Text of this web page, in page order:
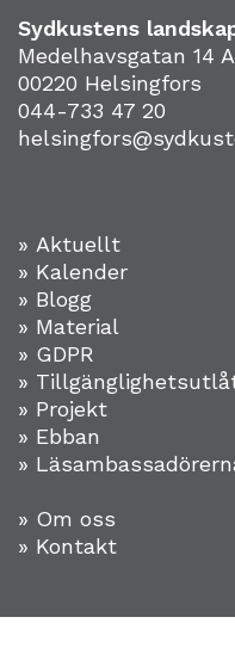
Sydkustens
Medelhavsgatan 14 A
00220 Helsingfors
044-733 47 20
» Aktuellt
» Kalender
» Blogg
» Material
» GDPR
»
» Projekt
» Ebban
»
» Om oss
» Kontakt